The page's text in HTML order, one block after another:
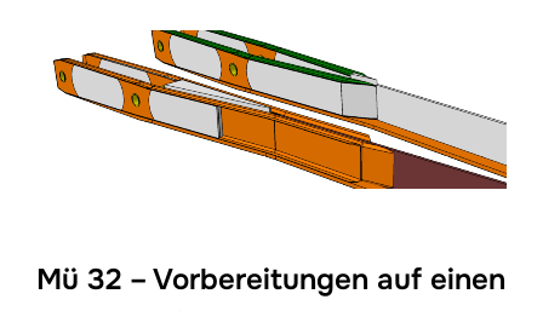
Mü 32 – Vorbereitungen auf einen